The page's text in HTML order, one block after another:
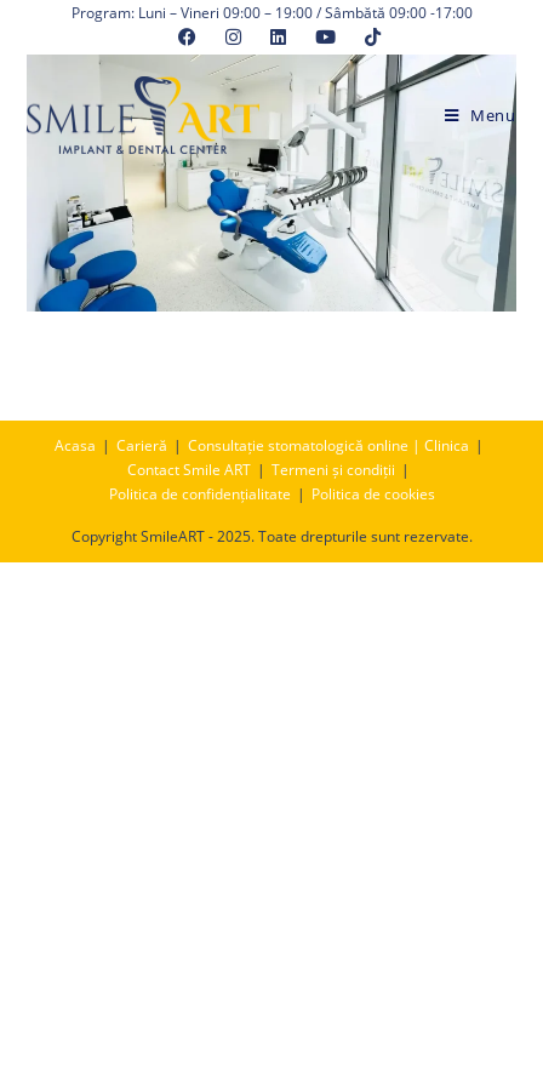
Program: Luni – Vineri 09:00 – 19:00 / Sâmbătă 09:00 -17:00
Menu
Acasa Carieră
Consultație stomatologică online | Clinica
Contact Smile ART
Termeni și condiții
Politica de confidențialitate
Politica de cookies
Copyright SmileART - 2025. Toate drepturile sunt rezervate.